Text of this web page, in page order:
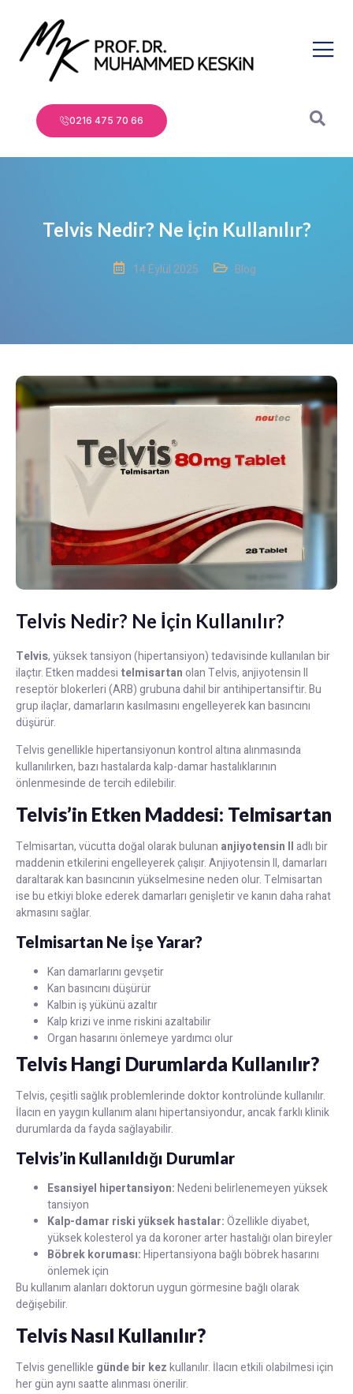
0216 475 70 66
Telvis Nedir? Ne İçin Kullanılır?
14 Eylül 2025 Blog
Telvis Nedir? Ne İçin Kullanılır?
Telvis, yüksek tansiyon (hipertansiyon) tedavisinde kullanılan bir
ilaçtır. Etken maddesi telmisartanolan Telvis, anjiyotensin II
reseptör blokerleri (ARB) grubuna dahil bir antihipertansiftir. Bu
grup ilaçlar, damarların kasılmasını engelleyerek kan basıncını
düşürür.
Telvis genellikle hipertansiyonun kontrol altına alınmasında
kullanılırken, bazı hastalarda kalp-damar hastalıklarının
önlenmesinde de tercih edilebilir.
Telvis’in Etken Maddesi: Telmisartan
Telmisartan, vücutta doğal olarak bulunan anjiyotensin IIadlı bir
maddenin etkilerini engelleyerek çalışır. Anjiyotensin II, damarları
daraltarak kan basıncının yükselmesine neden olur. Telmisartan
ise bu etkiyi bloke ederek damarları genişletir ve kanın daha rahat
akmasını sağlar.
Telmisartan Ne İşe Yarar?
Kan damarlarını gevşetir
Kan basıncını düşürür
Kalbin iş yükünü azaltır
Kalp krizi ve inme riskini azaltabilir
Organ hasarını önlemeye yardımcı olur
Telvis Hangi Durumlarda Kullanılır?
Telvis, çeşitli sağlık problemlerinde doktor kontrolünde kullanılır.
İlacın en yaygın kullanım alanı hipertansiyondur, ancak farklı klinik
durumlarda da fayda sağlayabilir.
Telvis’in Kullanıldığı Durumlar
Esansiyel hipertansiyon:Nedeni belirlenemeyen yüksek
tansiyon
Kalp-damar riski yüksek hastalar:Özellikle diyabet,
yüksek kolesterol ya da koroner arter hastalığı olan bireyler
Böbrek koruması:Hipertansiyona bağlı böbrek hasarını
önlemek için
Bu kullanım alanları doktorun uygun görmesine bağlı olarak
değişebilir.
Telvis Nasıl Kullanılır?
Telvis genellikle günde bir kezkullanılır. İlacın etkili olabilmesi için
her gün aynı saatte alınması önerilir.